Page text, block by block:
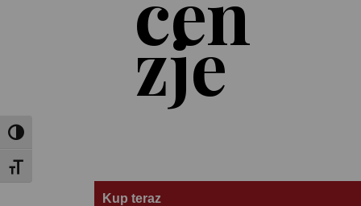
Toggle High Contrast
Toggle Font size
zje
Kup teraz